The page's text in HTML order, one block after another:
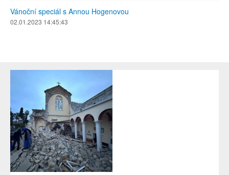
Vánoční speciál s Annou Hogenovou
02.01.2023 14:45:43